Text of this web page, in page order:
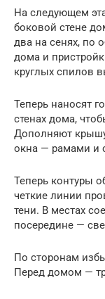
На следующем
боковой стене
два на сенях, по
дома и
круглых спилов
Теперь наносят
стенах дома,
Дополняют
окна — рамами и
Теперь контуры
четкие линии
тени. В местах
посередине —
По сторонам
Перед домом —